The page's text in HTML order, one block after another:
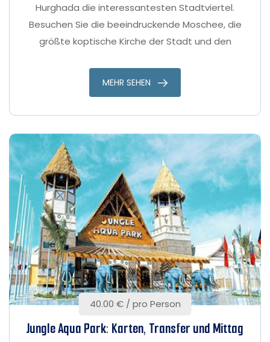
Hurghada die interessantesten Stadtviertel.
Besuchen Sie die beeindruckende Moschee, die
größte koptische Kirche der Stadt und den
MEHR SEHEN
40.00 € / pro Person
Jungle Aqua Park: Karten, Transfer und Mittag